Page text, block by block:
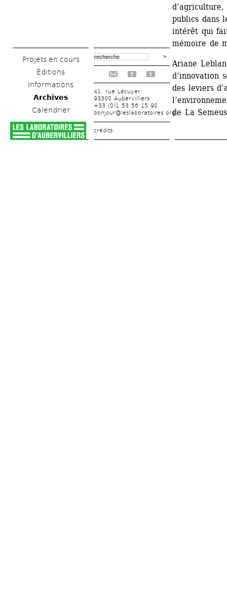
Projets en cours
Éditions
Informations
Archives
Calendrier
f t
41, rue Lécuyer
93300 Aubervilliers
+33 (0)1 53 56 15 90
bonjour@leslaboratoires.org
crédits
publics dans
intérêt qui
mémoire de
Ariane
d’innovation
des leviers
de La